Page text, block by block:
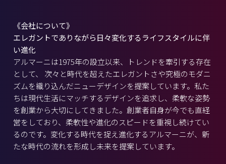
《会社について》
エレガントでありながら日々変化するライフスタイルに伴
い進化
アルマーニは1975年の設立以来、トレンドを牽引する存在
として、 次々と時代を超えたエレガントさや究極のモダニ
ズムを織り込んだニューデザインを提案しています。私た
ちは現代生活にマッチするデザインを追求し、柔軟な姿勢
を創業から大切にしてきました。創業者自身が今でも直経
営をしており、柔軟性や進化のスピードを重視し続けてい
るのです。変化する時代を捉え進化するアルマーニが、新
たな時代の流れを形成し未来を提案しています。